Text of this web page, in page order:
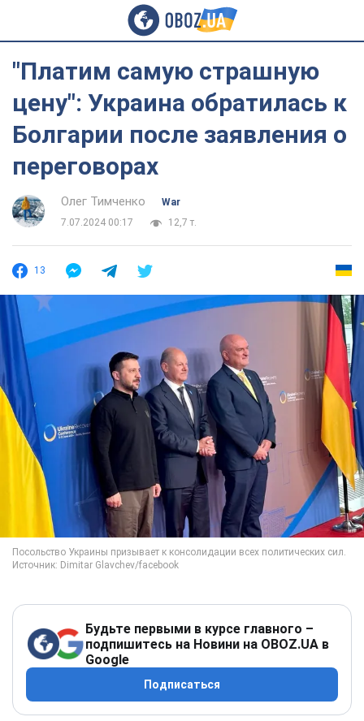
"Платим самую страшную
цену": Украина обратилась к
Болгарии после заявления о
переговорах
Олег Тимченко
War
7.07.2024 00:17
12,7 т.
13
Будьте первыми в курсе главного –
подпишитесь на Новини на OBOZ.UA в
Google
Подписаться